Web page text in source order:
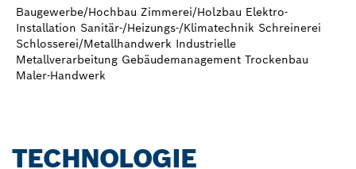
Baugewerbe/Hochbau Zimmerei/Holzbau Elektro-
Installation Sanitär-/Heizungs-/Klimatechnik Schreinerei
Schlosserei/Metallhandwerk Industrielle
Metallverarbeitung Gebäudemanagement Trockenbau
Maler-Handwerk
TECHNOLOGIE